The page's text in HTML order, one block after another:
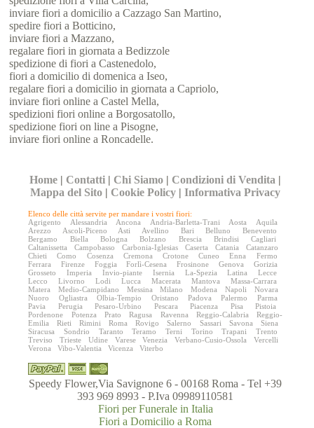
inviare fiori a domicilio a Cazzago San Martino,
spedire fiori a Botticino,
inviare fiori a Mazzano,
regalare fiori in giornata a Bedizzole
spedizione di fiori a Castenedolo,
fiori a domicilio di domenica a Iseo,
regalare fiori a domicilio in giornata a Capriolo,
inviare fiori online a Castel Mella,
spedizioni fiori online a Borgosatollo,
spedizione fiori on line a Pisogne,
inviare fiori online a Roncadelle.
Home | Contatti | Chi Siamo | Condizioni di Vendita |
Mappa del Sito | Cookie Policy |Informativa Privacy
Elenco delle città servite per mandare i vostri fiori:
Agrigento
Alessandria Ancona Andria-Barletta-Trani Aosta
Aquila
Arezzo
Ascoli-Piceno Asti Avellino Bari Belluno
Benevento
Bergamo
Biella Bologna Bolzano Brescia Brindisi
Cagliari
Caltanissetta
Campobasso Carbonia-Iglesias Caserta Catania
Catanzaro
Chieti
Como Cosenza Cremona Crotone Cuneo Enna
Fermo
Ferrara
Firenze Foggia Forlì-Cesena Frosinone Genova
Gorizia
Grosseto
Imperia Invio-piante Isernia La-Spezia Latina
Lecce
Lecco
Livorno Lodi Lucca Macerata Mantova
Massa-Carrara
Matera
Medio-Campidano Messina Milano Modena Napoli
Novara
Nuoro
Ogliastra Olbia-Tempio Oristano Padova Palermo
Parma
Pavia
Perugia Pesaro-Urbino Pescara Piacenza Pisa
Pistoia
Pordenone
Potenza Prato Ragusa Ravenna Reggio-Calabria
Reggio-
Emilia
Rieti Rimini Roma Rovigo Salerno Sassari Savona
Siena
Siracusa
Sondrio Taranto Teramo Terni Torino Trapani
Trento
Treviso
Trieste Udine Varese Venezia Verbano-Cusio-Ossola
Vercelli
Verona
Vibo-Valentia Vicenza Viterbo
Speedy Flower,Via Savignone 6 - 00168 Roma - Tel +39
393 969 8993 - P.Iva 09989110581
Fiori per Funerale in Italia
Fiori a Domicilio a Roma